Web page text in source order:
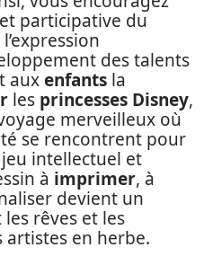
participative du
des talents
auxenfants la
les princesses Disney,
merveilleux où
se rencontrent pour
intellectuel et
à imprimer, à
devient un
rêves et les
en herbe.